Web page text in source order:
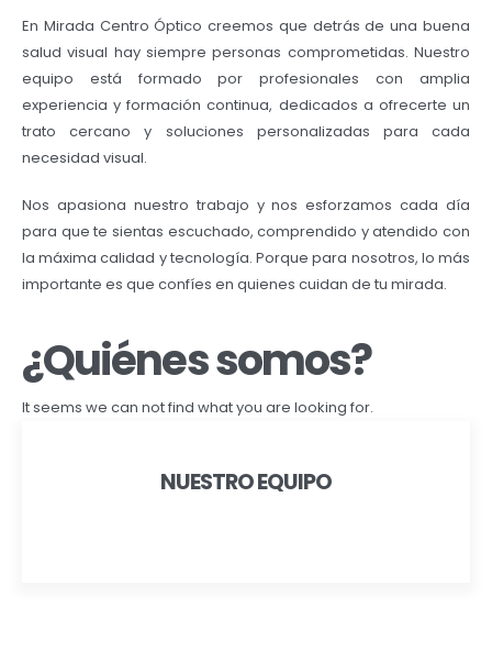
En Mirada Centro Óptico creemos que detrás de una buena
salud visual hay siempre personas comprometidas. Nuestro
equipo está formado por profesionales con amplia
experiencia y formación continua, dedicados a ofrecerte un
trato cercano y soluciones personalizadas para cada
necesidad visual.
Nos apasiona nuestro trabajo y nos esforzamos cada día
para que te sientas escuchado, comprendido y atendido con
la máxima calidad y tecnología. Porque para nosotros, lo más
importante es que confíes en quienes cuidan de tu mirada.
¿Quiénes somos?
It seems we can not find what you are looking for.
NUESTRO EQUIPO